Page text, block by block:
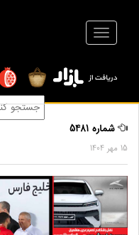
شماره 5481
15 مهر 1404